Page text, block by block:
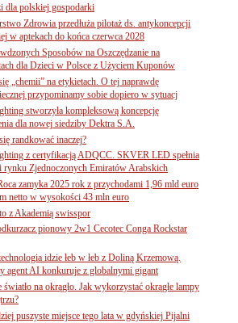
dla polskiej gospodarki
Zdrowia przedłuża pilotaż ds. antykoncepcji
w aptekach do końca czerwca 2028
Sposobów na Oszczędzanie na
dla Dzieci w Polsce z Użyciem Kuponów
„chemii” na etykietach. O tej naprawdę
przypominamy sobie dopiero w sytuacj
stworzyła kompleksową koncepcję
dla nowej siedziby Dektra S.A.
randkować inaczej?
z certyfikacją ADQCC. SKVER LED spełnia
rynku Zjednoczonych Emiratów Arabskich
zamyka 2025 rok z przychodami 1,96 mld euro
netto w wysokości 43 mln euro
z Akademią swisspor
pionowy 2w1 Cecotec Conga Rockstar
idzie łeb w łeb z Doliną Krzemową.
agent AI konkuruje z globalnymi gigant
na okrągło. Jak wykorzystać okrągłe lampy
puszyste miejsce tego lata w gdyńskiej Pijalni